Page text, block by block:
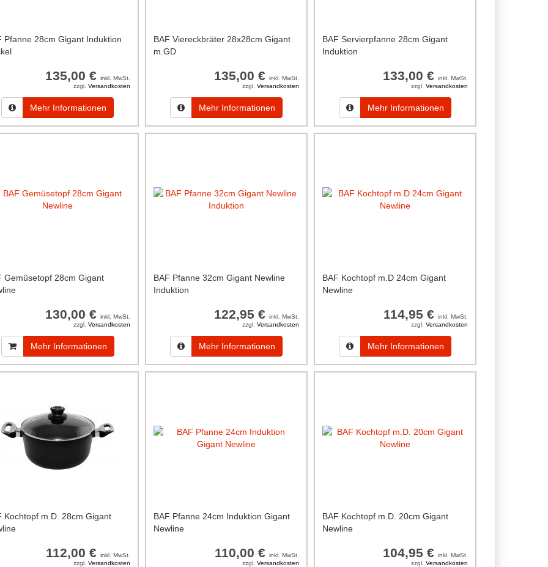
Pfanne 28cm Gigant Induktion
135,00 €inkl. MwSt.
zzgl.Versandkosten
Mehr Informationen
BAF Viereckbräter 28x28cm Gigant
m.GD
135,00 €inkl. MwSt.
zzgl.Versandkosten
Mehr Informationen
BAF Servierpfanne 28cm Gigant
Induktion
133,00 € inkl. MwSt.
zzgl. Versandkosten
Mehr Informationen
Gemüsetopf 28cm Gigant
130,00 €inkl. MwSt.
zzgl.Versandkosten
Mehr Informationen
BAF Pfanne 32cm Gigant Newline
Induktion
122,95 €inkl. MwSt.
zzgl.Versandkosten
Mehr Informationen
BAF Kochtopf m.D 24cm Gigant
Newline
114,95 € inkl. MwSt.
zzgl. Versandkosten
Mehr Informationen
Kochtopf m.D. 28cm Gigant
112,00 €inkl. MwSt.
zzgl.Versandkosten
BAF Pfanne 24cm Induktion Gigant
Newline
110,00 €inkl. MwSt.
zzgl.Versandkosten
BAF Kochtopf m.D. 20cm Gigant
Newline
104,95 € inkl. MwSt.
zzgl. Versandkosten